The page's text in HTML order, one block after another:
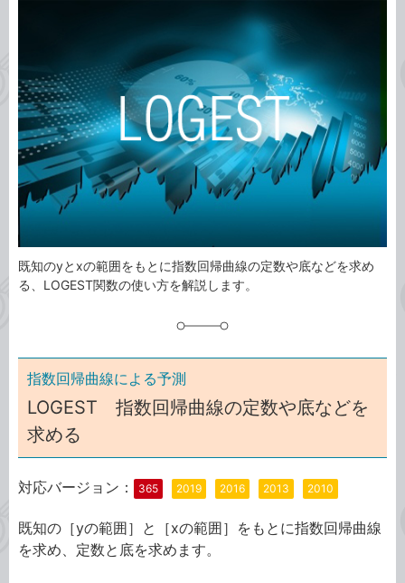
カ
既知のyとxの範囲をもとに指数回帰曲線の定数や底などを求め
る、LOGEST関数の使い方を解説します。
指数回帰曲線による予測
LOGEST 指数回帰曲線の定数や底などを
求める
対応バージョン： 365 2019 2016 2013 2010
既知の［yの範囲］と［xの範囲］をもとに指数回帰曲線
を求め、定数と底を求めます。